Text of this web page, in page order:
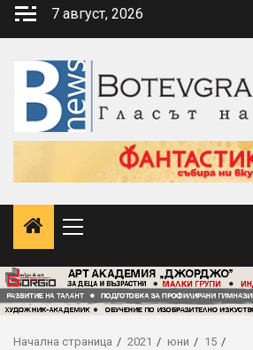
Skip
7 август, 2026
Primary
Начална страница 2021 юни
15